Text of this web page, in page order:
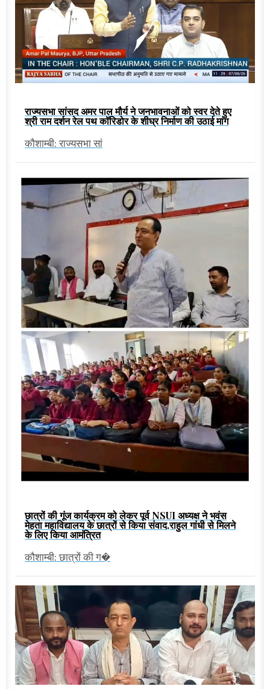
राज्यसभा सांसद अमर पाल मौर्य ने जनभावनाओं को स्वर देते हुए
श्री राम दर्शन रेल पथ कॉरिडोर के शीघ्र निर्माण की उठाई मांग
कौशाम्बी: राज्यसभा सां
छात्रों की गूंज कार्यक्रम को लेकर पूर्व NSUI अध्यक्ष ने भवंस
मेहता महाविद्यालय के छात्रों से किया संवाद,राहुल गांधी से मिलने
के लिए किया आमंत्रित
कौशाम्बी: छात्रों की ग�